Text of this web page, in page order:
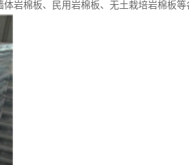
岩棉板、民用岩棉板、无土栽培岩棉板等